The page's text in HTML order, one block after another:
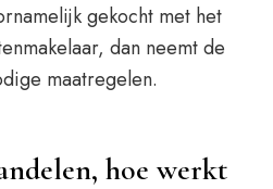
gekocht met het
dan neemt de
maatregelen.
hoe werkt